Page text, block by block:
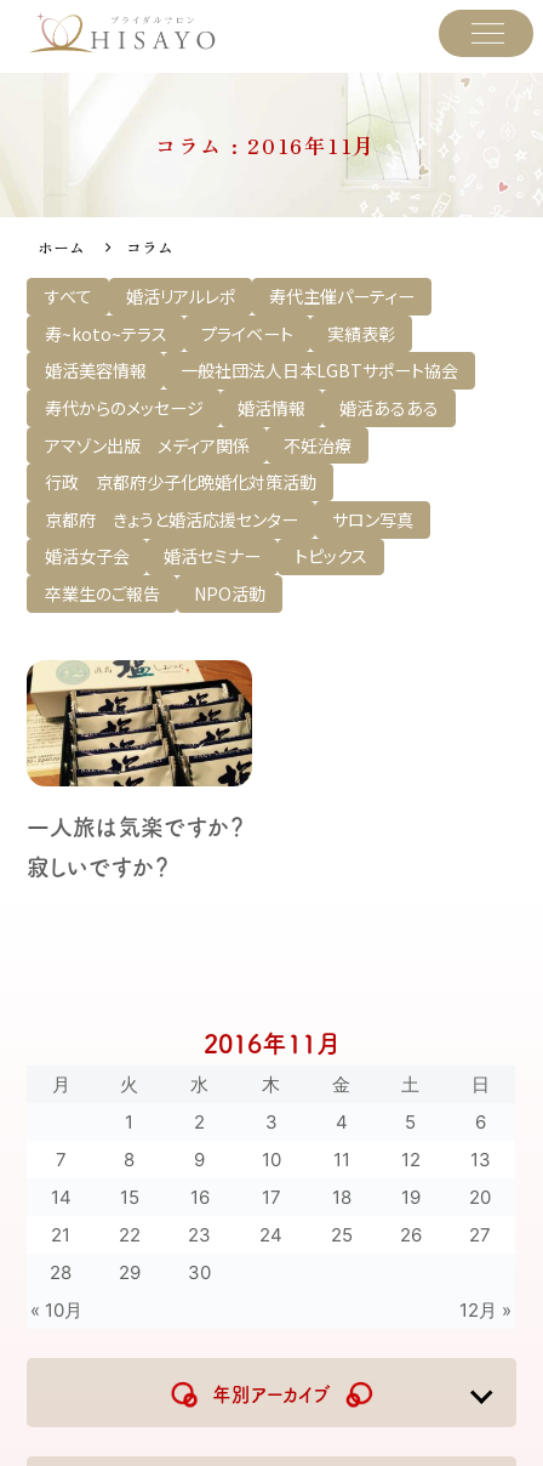
コラム : 2016年11月
ホーム コラム
すべて 婚活リアルレポ
寿代主催パーティー
寿~koto~テラス
プライベート
実績表彰
婚活美容情報
一般社団法人日本LGBTサポート協会
寿代からのメッセージ
婚活情報
婚活あるある
アマゾン出版 メディア関係
不妊治療
行政 京都府少子化晩婚化対策活動
京都府 きょうと婚活応援センター
サロン写真
婚活女子会
婚活セミナー
トピックス
卒業生のご報告
NPO活動
一人旅は気楽ですか？
寂しいですか？
2016年11月
月 火 水 木 金 土 日
« 10月 12月 »
1 2 3 4 5
6
7
8 9 10 11 12
13
14
15 16 17 18 19
20
21
22 23 24 25 26
27
28
29 30
年別アーカイブ